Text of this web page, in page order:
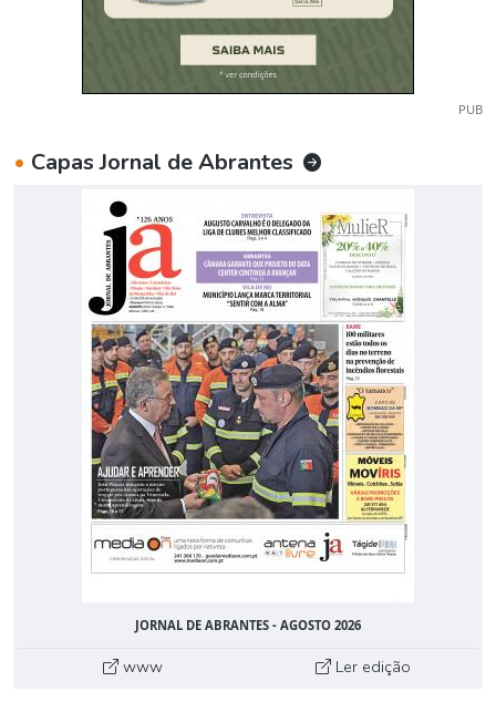
PUB
• Capas Jornal de Abrantes
JORNAL DE ABRANTES - AGOSTO 2026
www Ler edição